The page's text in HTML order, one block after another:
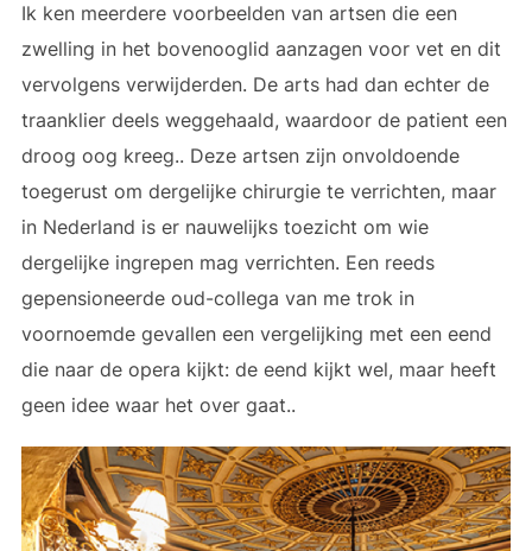
Ik ken meerdere voorbeelden van artsen die een
zwelling in het bovenooglid aanzagen voor vet en dit
vervolgens verwijderden. De arts had dan echter de
traanklier deels weggehaald, waardoor de patient een
droog oog kreeg.. Deze artsen zijn onvoldoende
toegerust om dergelijke chirurgie te verrichten, maar
in Nederland is er nauwelijks toezicht om wie
dergelijke ingrepen mag verrichten. Een reeds
gepensioneerde oud-collega van me trok in
voornoemde gevallen een vergelijking met een eend
die naar de opera kijkt: de eend kijkt wel, maar heeft
geen idee waar het over gaat..